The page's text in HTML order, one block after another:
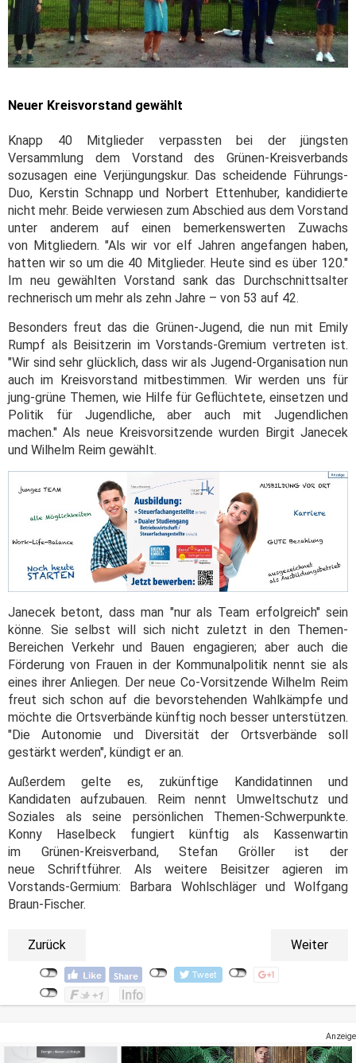
Neuer Kreisvorstand gewählt
Knapp 40 Mitglieder verpassten bei der jüngsten
Versammlung dem Vorstand des Grünen-Kreisverbands
sozusagen eine Verjüngungskur. Das scheidende Führungs-
Duo, Kerstin Schnapp und Norbert Ettenhuber, kandidierte
nicht mehr. Beide verwiesen zum Abschied aus dem Vorstand
unter anderem auf einen bemerkenswerten Zuwachs
von Mitgliedern. "Als wir vor elf Jahren angefangen haben,
hatten wir so um die 40 Mitglieder. Heute sind es über 120."
Im neu gewählten Vorstand sank das Durchschnittsalter
rechnerisch um mehr als zehn Jahre – von 53 auf 42.
Besonders freut das die Grünen-Jugend, die nun mit Emily
Rumpf als Beisitzerin im Vorstands-Gremium vertreten ist.
"Wir sind sehr glücklich, dass wir als Jugend-Organisation nun
auch im Kreisvorstand mitbestimmen. Wir werden uns für
jung-grüne Themen, wie Hilfe für Geflüchtete, einsetzen und
Politik für Jugendliche, aber auch mit Jugendlichen
machen." Als neue Kreisvorsitzende wurden Birgit Janecek
und Wilhelm Reim gewählt.
Janecek betont, dass man "nur als Team erfolgreich" sein
könne. Sie selbst will sich nicht zuletzt in den Themen-
Bereichen Verkehr und Bauen engagieren; aber auch die
Förderung von Frauen in der Kommunalpolitik nennt sie als
eines ihrer Anliegen. Der neue Co-Vorsitzende Wilhelm Reim
freut sich schon auf die bevorstehenden Wahlkämpfe und
möchte die Ortsverbände künftig noch besser unterstützen.
"Die Autonomie und Diversität der Ortsverbände soll
gestärkt werden", kündigt er an.
Außerdem gelte es, zukünftige Kandidatinnen und
Kandidaten aufzubauen. Reim nennt Umweltschutz und
Soziales als seine persönlichen Themen-Schwerpunkte.
Konny Haselbeck fungiert künftig als Kassenwartin
im Grünen-Kreisverband, Stefan Gröller ist der
neue Schriftführer. Als weitere Beisitzer agieren im
Vorstands-Germium: Barbara Wohlschläger und Wolfgang
Braun-Fischer.
Zurück Weiter
Anzeige